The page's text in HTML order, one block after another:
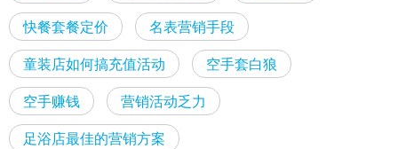
快餐套餐定价
名表营销手段
童装店如何搞充值活动
空手套白狼
空手赚钱
营销活动乏力
足浴店最佳的营销方案